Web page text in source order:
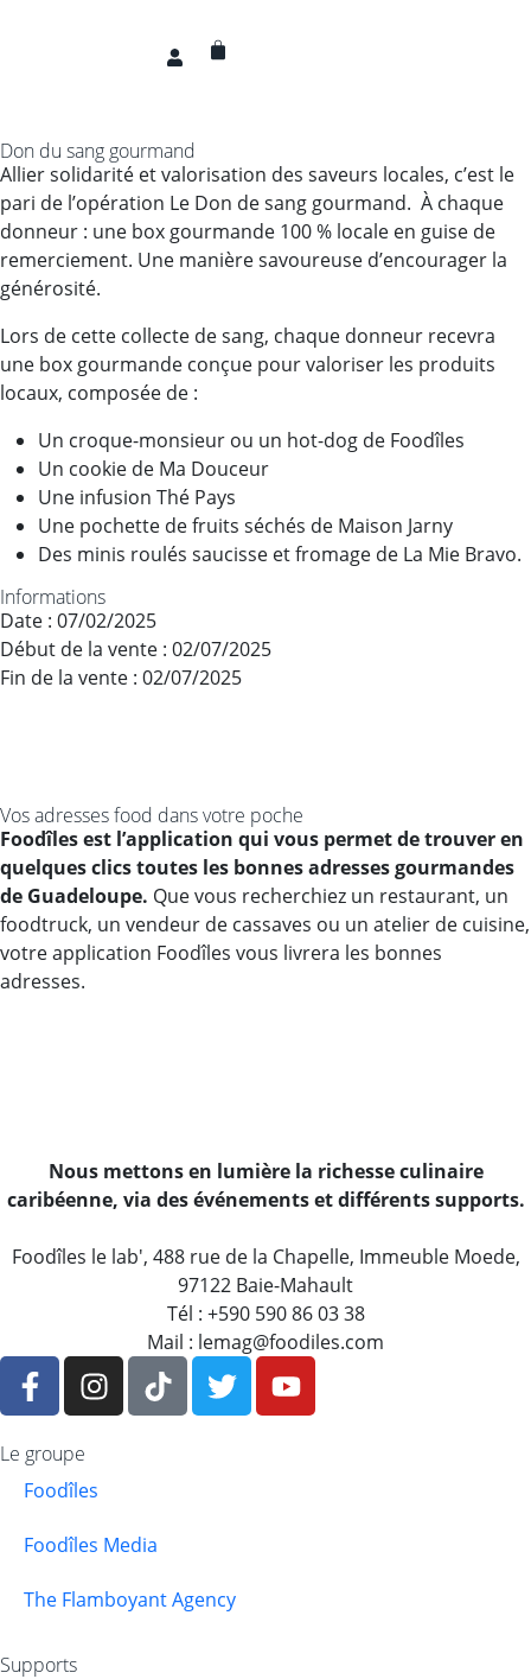
Don du sang gourmand
Allier solidarité et valorisation des saveurs locales, c’est le
pari de l’opération Le Don de sang gourmand. À chaque
donneur : une box gourmande 100 % locale en guise de
remerciement. Une manière savoureuse d’encourager la
générosité.
Lors de cette collecte de sang, chaque donneur recevra
une box gourmande conçue pour valoriser les produits
locaux, composée de :
Un croque-monsieur ou un hot-dog de Foodîles
Un cookie de Ma Douceur
Une infusion Thé Pays
Une pochette de fruits séchés de Maison Jarny
Des minis roulés saucisse et fromage de La Mie Bravo.
Informations
Date : 07/02/2025
Début de la vente : 02/07/2025
Fin de la vente : 02/07/2025
Vos adresses food dans votre poche
Foodîles est l’application qui vous permet de trouver en
quelques clics toutes les bonnes adresses gourmandes
de Guadeloupe. Que vous recherchiez un restaurant, un
foodtruck, un vendeur de cassaves ou un atelier de cuisine,
votre application Foodîles vous livrera les bonnes
adresses.
Nous mettons en lumière la richesse culinaire
caribéenne, via des événements et différents supports.
Foodîles le lab', 488 rue de la Chapelle, Immeuble Moede,
97122 Baie-Mahault
Tél : +590 590 86 03 38
Mail : lemag@foodiles.com
Le groupe
Foodîles
Foodîles Media
The Flamboyant Agency
Supports